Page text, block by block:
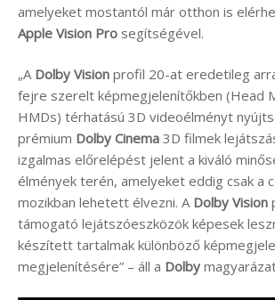
amelyeket mostantól már otthon is
Apple Vision Pro segítségével.
„A Dolby Vision profil 20-at eredetileg
fejre szerelt képmegjelenítőkben (Head
HMDs) térhatású 3D videoélményt
prémium Dolby Cinema 3D filmek
izgalmas előrelépést jelent a kiváló
élmények terén, amelyeket eddig csak a
mozikban lehetett élvezni. A Dolby Vision
támogató lejátszóeszközök képesek
készített tartalmak különböző
megjelenítésére” – áll a Dolby